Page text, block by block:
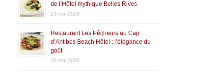
de l’Hôtel mythique Belles Rives
29 mai 2026
Restaurant Les Pêcheurs au Cap
d’Antibes Beach Hôtel : l’élégance du
goût
26 mai 2026